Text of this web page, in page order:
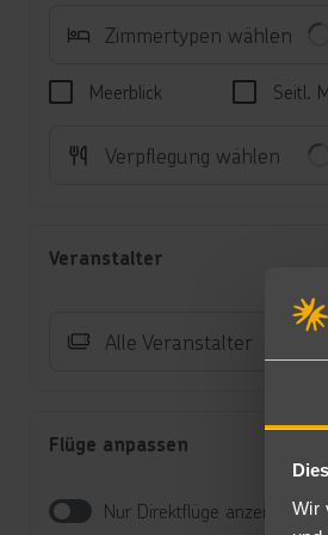
Wir
Zimmertypen wählen
Meerblick Seitl.
Verpflegung wählen
Veranstalter
Alle Veranstalter
Flüge anpassen
Nur Direktflüge anzeigen